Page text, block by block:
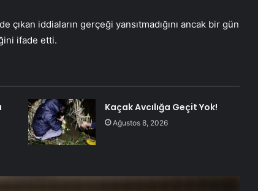
çıkan iddiaların gerçeği yansıtmadığını ancak bir gün
ifade etti.
Kaçak Avcılığa Geçit Yok!
Ağustos 8, 2026